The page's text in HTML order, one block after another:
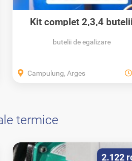
Kit complet 2,3,4 butelii
butelii de egalizare
Campulung, Arges
termice
2.122